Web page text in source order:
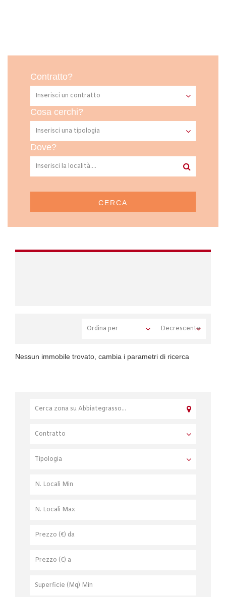
Contratto?
Cosa cerchi?
Dove?
CERCA
Nessun immobile trovato, cambia i parametri di ricerca